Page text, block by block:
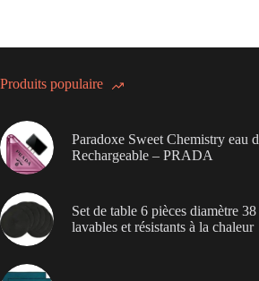
Produits populaire
Paradoxe Sweet Chemistry eau
Rechargeable – PRADA
Set de table 6 pièces diamètre
lavables et résistants à la chaleur